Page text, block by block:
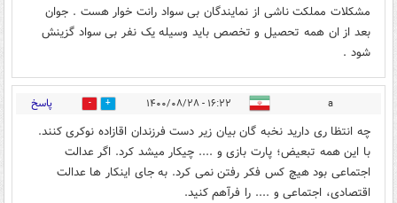
مشکلات مملکت ناشی از نمایندگان بی سواد رانت خوار هست . جوان
بعد از ان همه تحصیل و تخصص باید وسیله یک نفر بی سواد گزینش
شود .
a ۱۶:۲۲ - ۱۴۰۰/۰۸/۲۸ 2 پاسخ
چه انتظا ری دارید نخبه گان بیان زیر دست فرزندان اقازاده نوکری کنند.
با این همه تبعیض؛ پارت بازی و .... چیکار میشد کرد. اگر عدالت
اجتماعی بود هیچ کس فکر رفتن نمی کرد. به جای اینکار ها عدالت
اقتصادی، اجتماعی و .... را فرآهم کنید.